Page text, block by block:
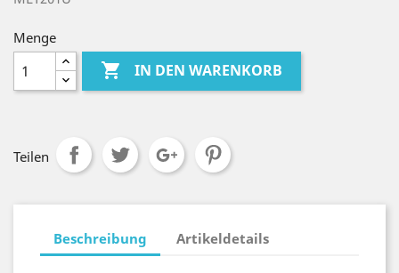
Menge
 IN DEN WARENKORB
Teilen
Beschreibung Artikeldetails